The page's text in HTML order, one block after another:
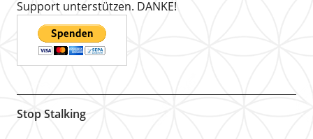
Support unterstützen. DANKE!
Stop Stalking